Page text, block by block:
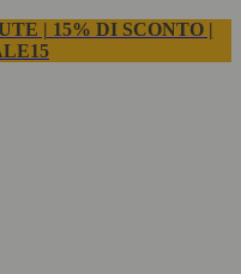
| 15% DI SCONTO |